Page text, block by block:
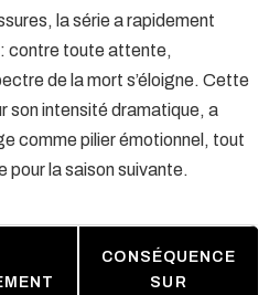
la série a rapidement
contre toute attente,
de la mort s’éloigne. Cette
son intensité dramatique, a
comme pilier émotionnel, tout
pour la saison suivante.
CONSÉQUENCE
SUR